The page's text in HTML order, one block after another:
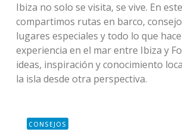
Ibiza no solo se visita, se vive. En
compartimos rutas en barco,
lugares especiales y todo lo que
experiencia en el mar entre Ibiza y
ideas, inspiración y conocimiento
la isla desde otra perspectiva.
CONSEJOS